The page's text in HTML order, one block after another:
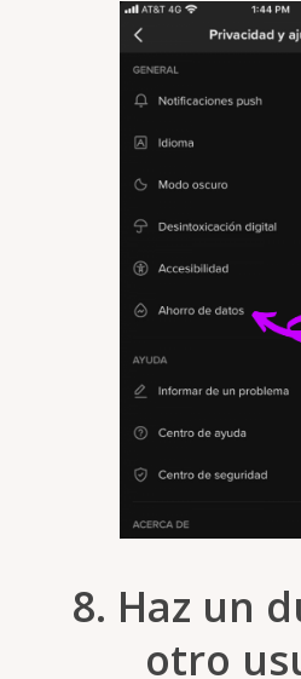
8. Haz un
otro